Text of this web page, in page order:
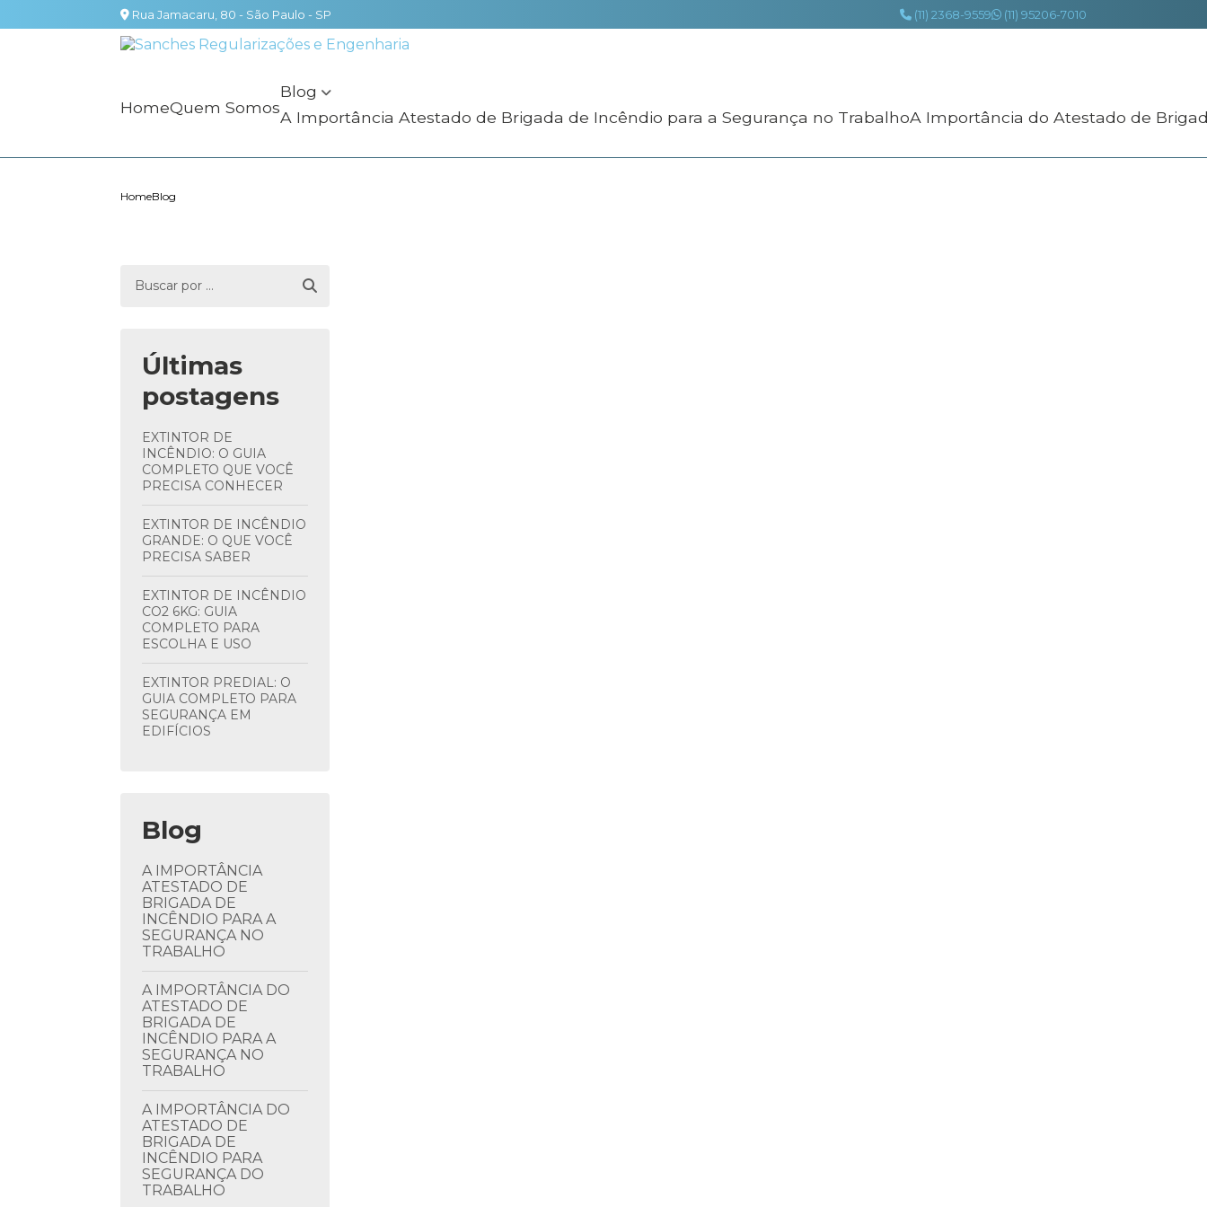
Rua Jamacaru, 80 - São Paulo - SP (11) 2368-9559 (11) 95206-7010
Home Quem Somos
Blog
A Importância Atestado de Brigada de Incêndio para a Segurança no Trabalho
A Importância do Atestado de
HomeBlog
Últimas
postagens
EXTINTOR DE
INCÊNDIO: O GUIA
COMPLETO QUE VOCÊ
PRECISA CONHECER
EXTINTOR DE INCÊNDIO
GRANDE: O QUE VOCÊ
PRECISA SABER
EXTINTOR DE INCÊNDIO
CO2 6KG: GUIA
COMPLETO PARA
ESCOLHA E USO
EXTINTOR PREDIAL: O
GUIA COMPLETO PARA
SEGURANÇA EM
EDIFÍCIOS
Blog
A IMPORTÂNCIA
ATESTADO DE
BRIGADA DE
INCÊNDIO PARA A
SEGURANÇA NO
TRABALHO
A IMPORTÂNCIA DO
ATESTADO DE
BRIGADA DE
INCÊNDIO PARA A
SEGURANÇA NO
TRABALHO
A IMPORTÂNCIA DO
ATESTADO DE
BRIGADA DE
INCÊNDIO PARA
SEGURANÇA DO
TRABALHO